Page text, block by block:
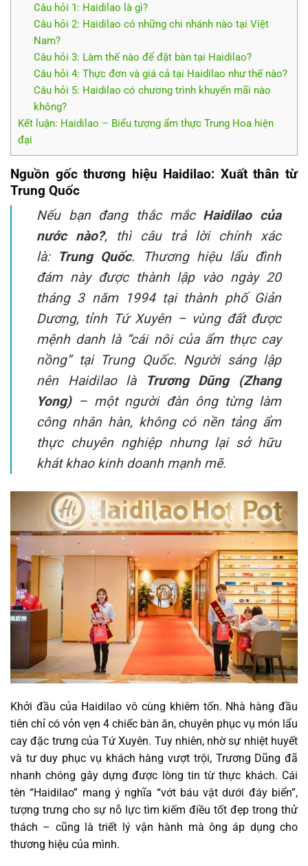
Câu hỏi 1: Haidilao là gì?
Câu hỏi 2: Haidilao có những chi nhánh nào tại Việt
Nam?
Câu hỏi 3: Làm thế nào để đặt bàn tại Haidilao?
Câu hỏi 4: Thực đơn và giá cả tại Haidilao như thế nào?
Câu hỏi 5: Haidilao có chương trình khuyến mãi nào
không?
Kết luận: Haidilao – Biểu tượng ẩm thực Trung Hoa hiện
đại
Nguồn gốc thương hiệu Haidilao: Xuất thân từ
Trung Quốc
Nếu bạn đang thắc mắc Haidilao của
nước nào?, thì câu trả lời chính xác
là:Trung Quốc. Thương hiệu lẩu đình
đám này được thành lập vào ngày 20
tháng 3 năm 1994 tại thành phố Giản
Dương, tỉnh Tứ Xuyên – vùng đất được
mệnh danh là “cái nôi của ẩm thực cay
nồng” tại Trung Quốc. Người sáng lập
nên Haidilao là
Trương Dũng (Zhang
Yong)– một người đàn ông từng làm
công nhân hàn, không có nền tảng ẩm
thực chuyên nghiệp nhưng lại sở hữu
khát khao kinh doanh mạnh mẽ.
Khởi đầu của Haidilao vô cùng khiêm tốn. Nhà hàng đầu
tiên chỉ có vỏn vẹn 4 chiếc bàn ăn, chuyên phục vụ món lẩu
cay đặc trưng của Tứ Xuyên. Tuy nhiên, nhờ sự nhiệt huyết
và tư duy phục vụ khách hàng vượt trội, Trương Dũng đã
nhanh chóng gây dựng được lòng tin từ thực khách. Cái
tên “Haidilao” mang ý nghĩa “vớt báu vật dưới đáy biển”,
tượng trưng cho sự nỗ lực tìm kiếm điều tốt đẹp trong thử
thách – cũng là triết lý vận hành mà ông áp dụng cho
thương hiệu của mình.